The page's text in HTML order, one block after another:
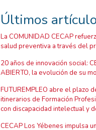
Últimos
La COMUNIDAD CECAP
salud preventiva a través del
20 años de innovación social:
ABIERTO, la evolución de su
FUTUREMPLEO abre el plazo
itinerarios de Formación
con discapacidad intelectual y
CECAP Los Yébenes impulsa